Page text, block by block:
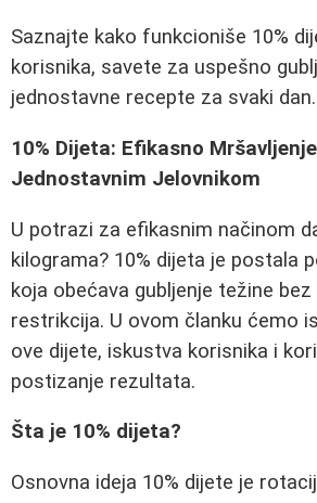
Saznajte kako funkcioniše 10%
korisnika, savete za uspešno
jednostavne recepte za svaki dan.
10% Dijeta: Efikasno
Jednostavnim Jelovnikom
U potrazi za efikasnim načinom
kilograma? 10% dijeta je postala
koja obećava gubljenje težine
restrikcija. U ovom članku ćemo
ove dijete, iskustva korisnika i
postizanje rezultata.
Šta je 10% dijeta?
Osnovna ideja 10% dijete je